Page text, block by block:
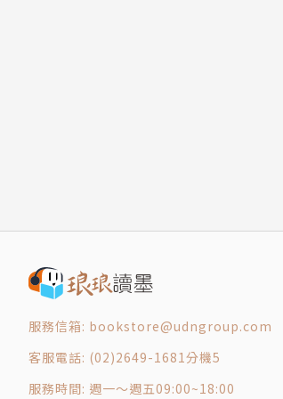
服務信箱: bookstore@udngroup.com
客服電話: (02)2649-1681分機5
服務時間: 週一～週五09:00~18:00